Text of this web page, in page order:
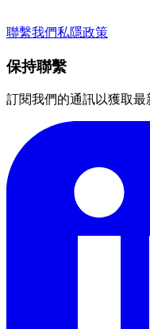
聯繫我們私隱政策
保持聯繫
訂閱我們的通訊以獲取最